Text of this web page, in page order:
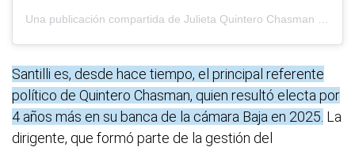
Santilli es, desde hace tiempo, el principal referente
político de Quintero Chasman, quien resultó electa por
4 años más en su banca de la cámara Baja en 2025. La
dirigente, que formó parte de la gestión del